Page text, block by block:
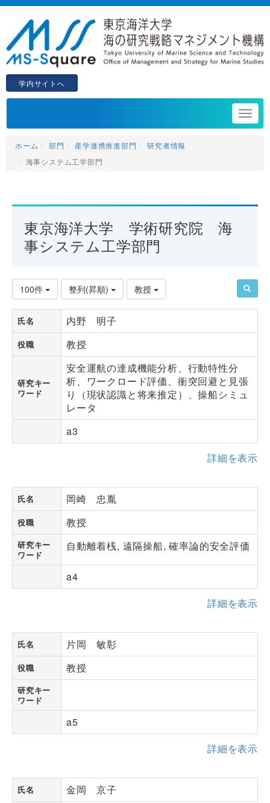
学内サイトへ
ホーム 部門 産学連携推進部門
研究者情報
海事システム工学部門
東京海洋大学 学術研究院 海
事システム工学部門
100件 整列(昇順) 教授
氏名 内野 明子
役職 教授
研究キー
ワード
安全運航の達成機能分析、行動特性分
析、ワークロード評価、衝突回避と見張
り（現状認識と将来推定）、操船シミュ
レータ
a3
詳細を表示
氏名 岡崎 忠胤
役職 教授
研究キー
ワード
自動離着桟, 遠隔操船, 確率論的安全評価
a4
詳細を表示
氏名 片岡 敏彰
役職 教授
研究キー
ワード
a5
詳細を表示
氏名 金岡 京子